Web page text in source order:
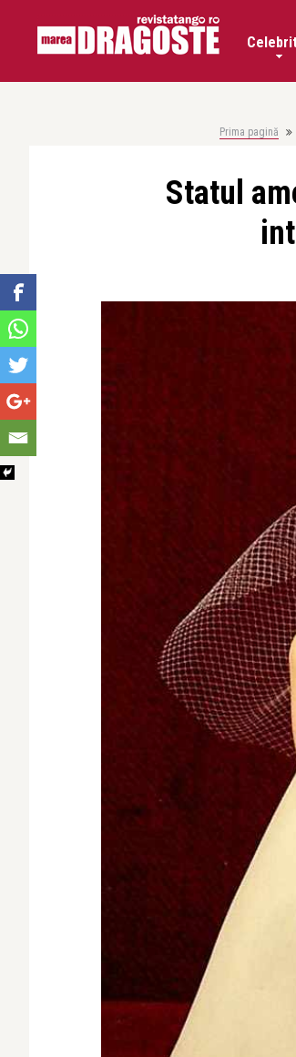
Prima pagină
Statul